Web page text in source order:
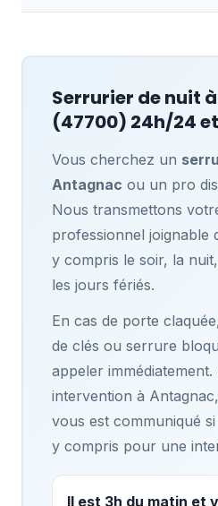
Serrurier de nuit à
(47700) 24h/24
Vous cherchez un
Antagnac ou un pro
Nous transmettons
professionnel joignable
y compris le soir, la
les jours fériés.
En cas de porte
de clés ou serrure
appeler
intervention à
vous est communiqué
y compris pour une
Il est 3h du matin et